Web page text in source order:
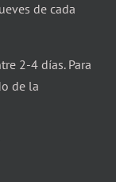
de cada
2-4 días. Para
de la